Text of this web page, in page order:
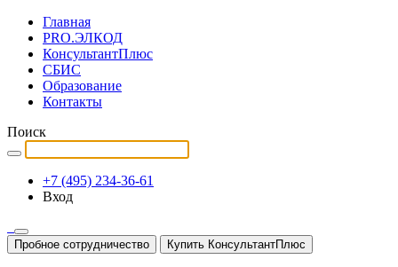
Главная
PRO.ЭЛКОД
КонсультантПлюс
СБИС
Образование
Контакты
Поиск
+7 (495) 234-36-61
Вход
Пробное сотрудничество Купить КонсультантПлюс